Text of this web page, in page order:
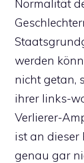
Normalität
werden
nicht getan,
ihrer links-
Verlierer-
ist an dieser
genau gar